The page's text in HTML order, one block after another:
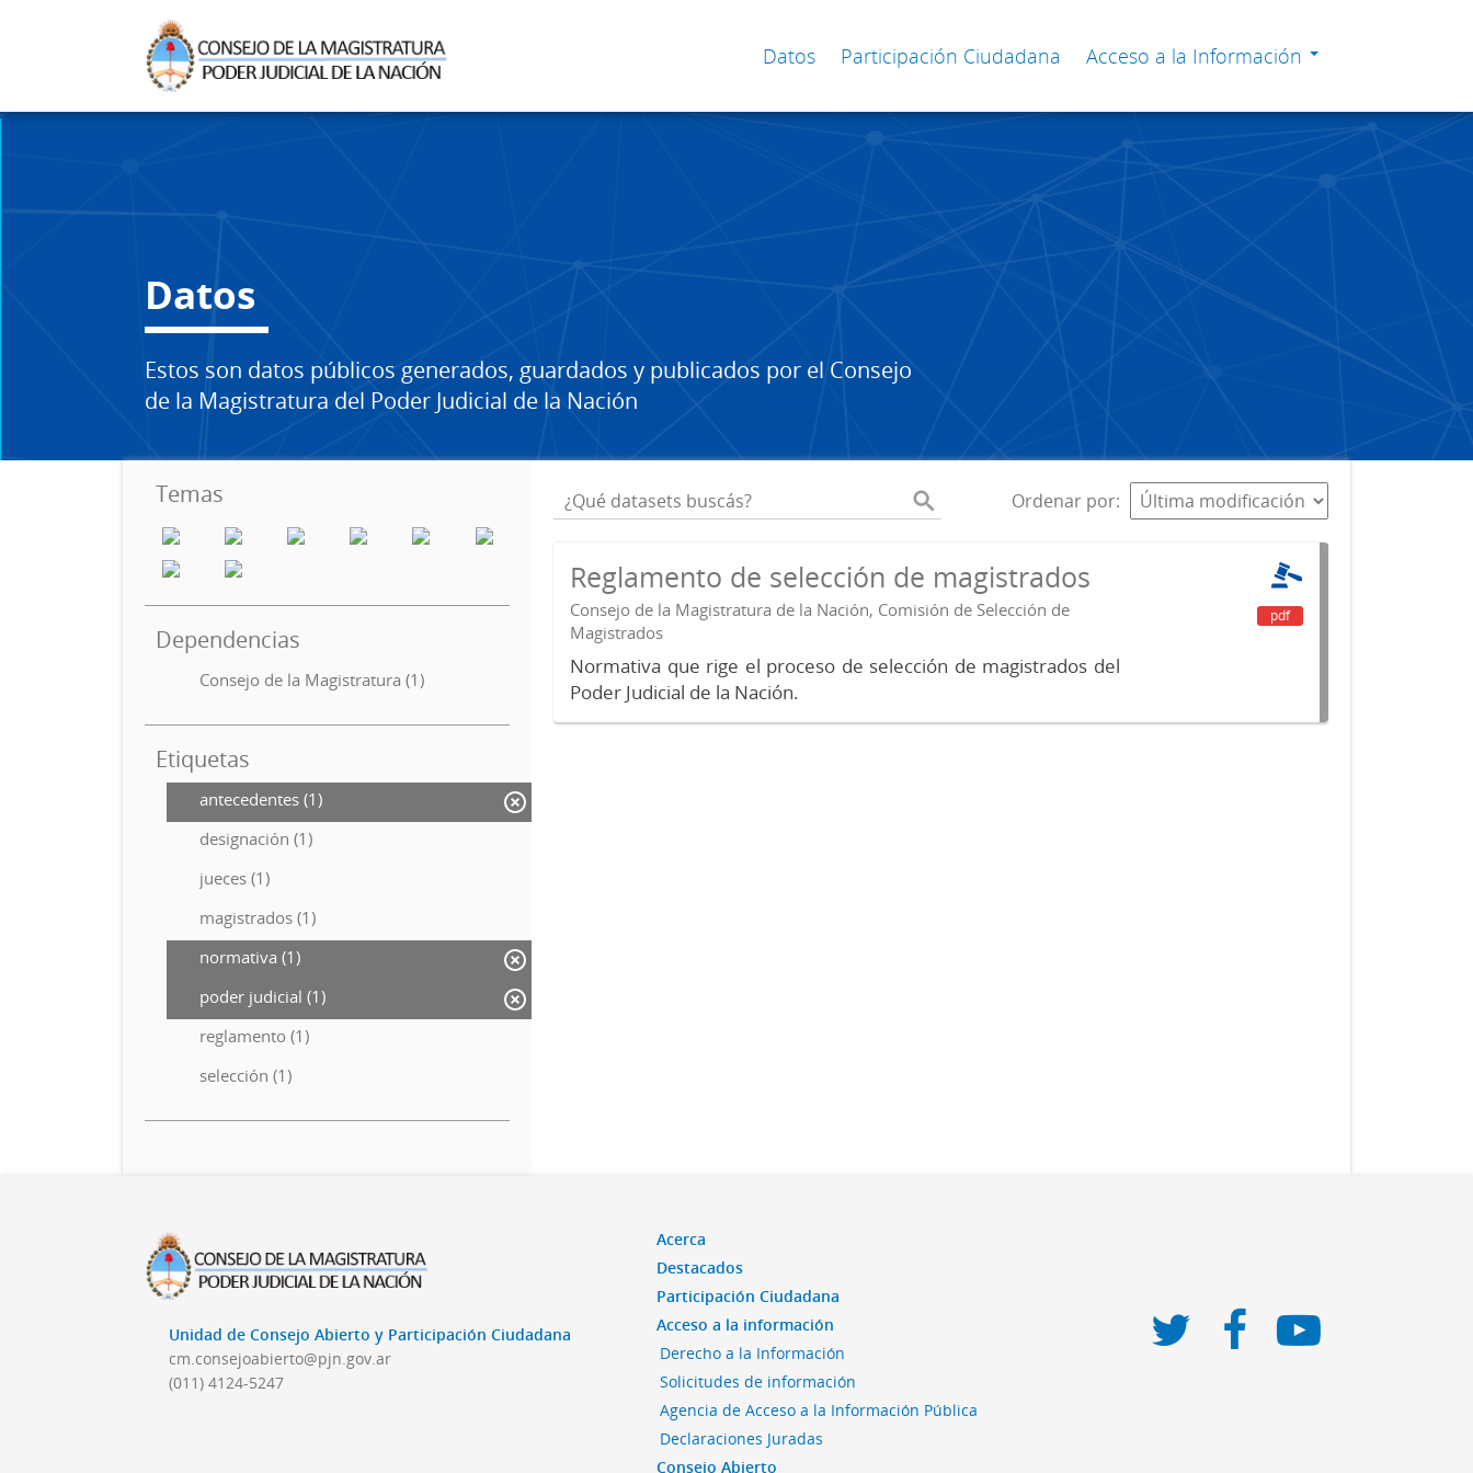
Datos Participación Ciudadana Acceso a la Información
Datos
Estos son datos públicos generados, guardados y publicados por el Consejo
de la Magistratura del Poder Judicial de la Nación
Temas
Dependencias
Consejo de la Magistratura (1)
Etiquetas
antecedentes (1)
designación (1)
jueces (1)
magistrados (1)
normativa (1)
poder judicial (1)
reglamento (1)
selección (1)
Ordenar por
Reglamento de selección de magistrados
Consejo de la Magistratura de la Nación, Comisión de Selección de
Magistrados
Normativa que rige el proceso de selección de magistrados del
Poder Judicial de la Nación.
pdf
Unidad de Consejo Abierto y Participación Ciudadana
cm.consejoabierto@pjn.gov.ar
(011) 4124-5247
Acerca
Destacados
Participación Ciudadana
Acceso a la información
Derecho a la Información
Solicitudes de información
Agencia de Acceso a la Información Pública
Declaraciones Juradas
Consejo Abierto